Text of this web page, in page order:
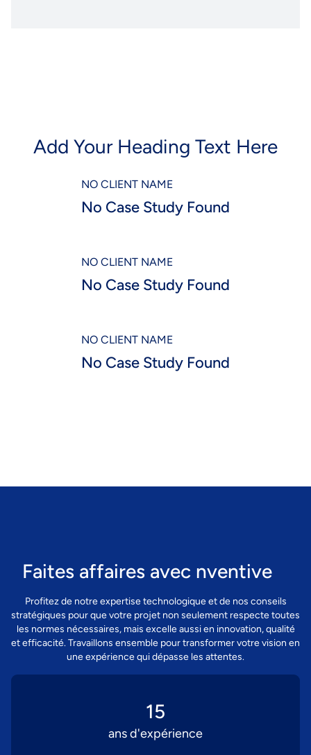
Add Your Heading Text Here
NO CLIENT NAME
No Case Study Found
Found
NO CLIENT NAME
No Case Study Found
Found
NO CLIENT NAME
No Case Study Found
Faites affaires avec nventive
Profitez de notre expertise technologique et de nos conseils
stratégiques pour que votre projet non seulement respecte toutes
les normes nécessaires, mais excelle aussi en innovation, qualité
et efficacité. Travaillons ensemble pour transformer votre vision en
une expérience qui dépasse les attentes.
ans d'expérience
15